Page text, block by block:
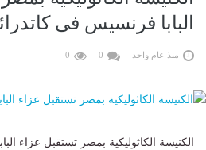
البابا فرنسيس فى
منذ عام واحد 0
0
الكنيسة الكاثوليكية بمصر تستقبل عزاء